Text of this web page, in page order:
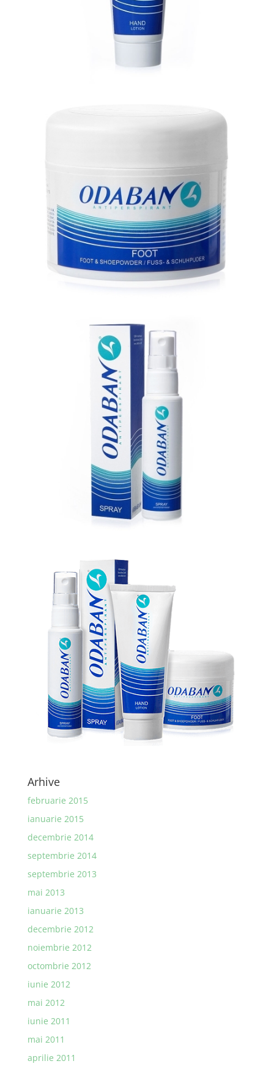
Arhive
februarie 2015
ianuarie 2015
decembrie 2014
septembrie 2014
septembrie 2013
mai 2013
ianuarie 2013
decembrie 2012
noiembrie 2012
octombrie 2012
iunie 2012
mai 2012
iunie 2011
mai 2011
aprilie 2011